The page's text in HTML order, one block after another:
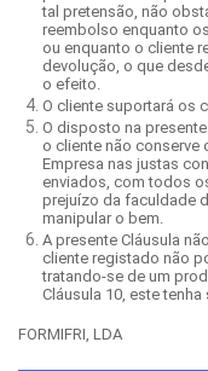
tal pretensão, não
reembolso enquanto
ou enquanto o cliente
devolução, o que
o efeito.
O cliente suportará os
O disposto na
o cliente não conserve
Empresa nas justas
enviados, com todos
prejuízo da faculdade
manipular o bem.
A presente Cláusula
cliente registado não
tratando-se de um
Cláusula 10, este
FORMIFRI, LDA